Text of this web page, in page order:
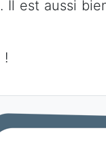
Il est aussi
!